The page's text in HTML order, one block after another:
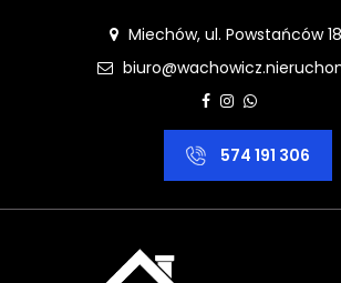
Miechów, ul. Powstańców
574 191 306